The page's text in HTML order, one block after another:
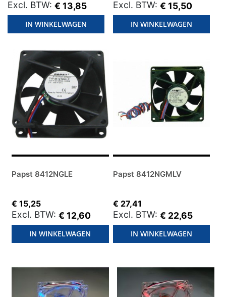
€ 13,85
IN WINKELWAGEN
€ 15,50
IN WINKELWAGEN
Papst 8412NGLE
€ 15,25
€ 12,60
IN WINKELWAGEN
Papst 8412NGMLV
€ 27,41
€ 22,65
IN WINKELWAGEN